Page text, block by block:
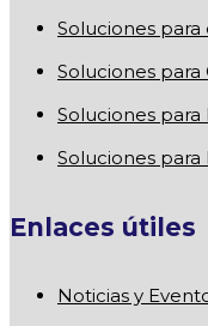
Soluciones
Soluciones para
Soluciones para
Soluciones para
Enlaces útiles
Noticias y